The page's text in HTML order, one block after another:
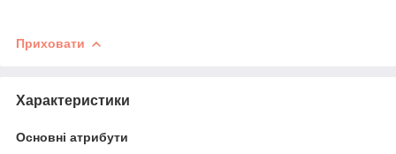
Приховати
Характеристики
Основні атрибути